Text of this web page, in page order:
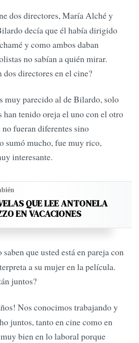
dos directores, María Alché y
decía que él había dirigido
y como ambos daban
no sabían a quién mirar.
dos directores en el cine?
muy parecido al de Bilardo, solo
han tenido oreja el uno con el otro
fueran diferentes sino
sumó mucho, fue muy rico,
interesante.
QUE LEE ANTONELA
EN VACACIONES
que usted está en pareja con
a su mujer en la película.
juntos?
Nos conocimos trabajando y
juntos, tanto en cine como en
bien en lo laboral porque